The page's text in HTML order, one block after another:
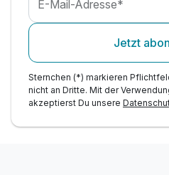
E-Mail-Adresse*
Jetzt
Sternchen (*) markieren
nicht an Dritte. Mit der
akzeptierst Du unsere